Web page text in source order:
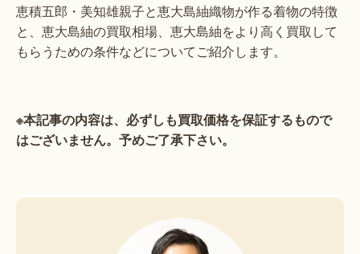
恵積五郎・美知雄親子と恵大島紬織物が作る着物の特徴
と、恵大島紬の買取相場、恵大島紬をより高く買取して
もらうための条件などについてご紹介します。
※本記事の内容は、必ずしも買取価格を保証するもので
はございません。予めご了承下さい。